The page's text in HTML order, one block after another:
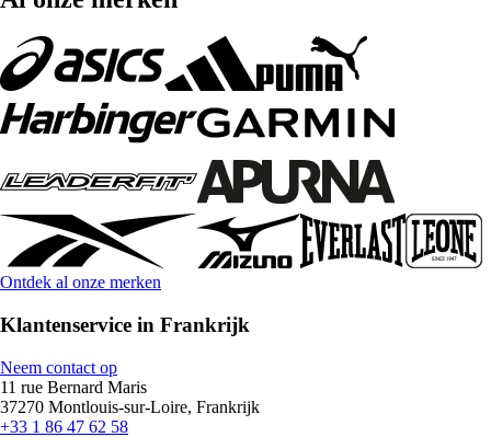
Ontdek al onze merken
Klantenservice in Frankrijk
Neem contact op
11 rue Bernard Maris
37270 Montlouis-sur-Loire, Frankrijk
+33 1 86 47 62 58